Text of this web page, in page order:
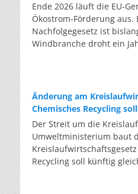
Ende 2026 läuft die EU-
Ökostrom-Förderung aus.
Nachfolgegesetz ist
Windbranche droht ein
die Verfahren laufen
Halbjahresbilanz der
Muster: So viele
genehmigt, doch im
nur rund zwei Gigawatt
liegt damit bei etwa 70
Zwischenziel von 84
Änderung am
Chemisches Recycling
Der Streit um die
Umweltministerium baut
Recycling soll künftig